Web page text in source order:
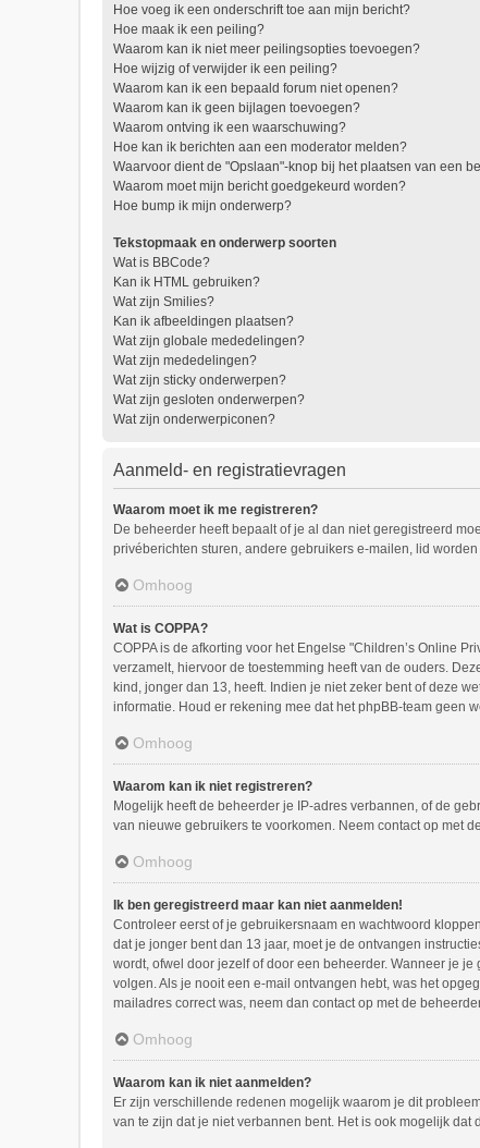
Hoe voeg ik een onderschrift toe aan mijn bericht?
Hoe maak ik een peiling?
Waarom kan ik niet meer peilingsopties toevoegen?
Hoe wijzig of verwijder ik een peiling?
Waarom kan ik een bepaald forum niet openen?
Waarom kan ik geen bijlagen toevoegen?
Waarom ontving ik een waarschuwing?
Hoe kan ik berichten aan een moderator melden?
Waarvoor dient de "Opslaan"-knop bij het plaatsen van een
Waarom moet mijn bericht goedgekeurd worden?
Hoe bump ik mijn onderwerp?
Tekstopmaak en onderwerp soorten
Wat is BBCode?
Kan ik HTML gebruiken?
Wat zijn Smilies?
Kan ik afbeeldingen plaatsen?
Wat zijn globale mededelingen?
Wat zijn mededelingen?
Wat zijn sticky onderwerpen?
Wat zijn gesloten onderwerpen?
Wat zijn onderwerpiconen?
Aanmeld- en registratievragen
Waarom moet ik me registreren?
De beheerder heeft bepaalt of je al dan niet geregistreerd
privéberichten sturen, andere gebruikers e-mailen, lid
Omhoog
Wat is COPPA?
COPPA is de afkorting voor het Engelse "Children’s Online
verzamelt, hiervoor de toestemming heeft van de ouders.
kind, jonger dan 13, heeft. Indien je niet zeker bent of deze
informatie. Houd er rekening mee dat het phpBB-team geen
Omhoog
Waarom kan ik niet registreren?
Mogelijk heeft de beheerder je IP-adres verbannen, of de
van nieuwe gebruikers te voorkomen. Neem contact op met
Omhoog
Ik ben geregistreerd maar kan niet aanmelden!
Controleer eerst of je gebruikersnaam en wachtwoord
dat je jonger bent dan 13 jaar, moet je de ontvangen
wordt, ofwel door jezelf of door een beheerder. Wanneer je
volgen. Als je nooit een e-mail ontvangen hebt, was het
mailadres correct was, neem dan contact op met de
Omhoog
Waarom kan ik niet aanmelden?
Er zijn verschillende redenen mogelijk waarom je dit
van te zijn dat je niet verbannen bent. Het is ook mogelijk